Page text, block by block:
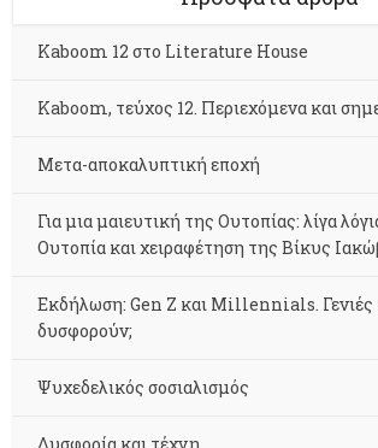
Kaboom 12 στο Literature House
Kaboom, τεύχος 12. Περιεχόμενα και
Μετα-αποκαλυπτική εποχή
Για μια μαιευτική της Ουτοπίας: λίγα
Ουτοπία και χειραφέτηση της Βίκυς
Εκδήλωση: Gen Z και Millennials. Γενιές
δυσφορούν;
Ψυχεδελικός σοσιαλισμός